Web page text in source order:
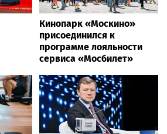
Кинопарк «Москино»
присоединился к
программе лояльности
сервиса «Мосбилет»